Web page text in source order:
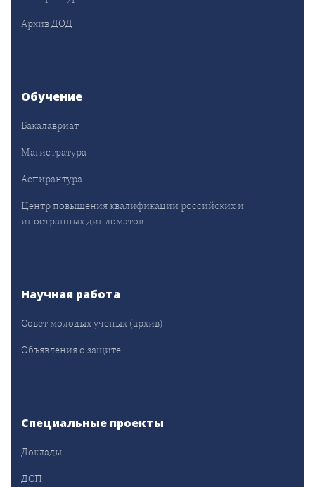
Архив ДОД
Обучение
Бакалавриат
Магистратура
Аспирантура
Центр повышения квалификации российских и
иностранных дипломатов
Научная работа
Совет молодых учёных (архив)
Объявления о защите
Специальные проекты
Доклады
ДСП